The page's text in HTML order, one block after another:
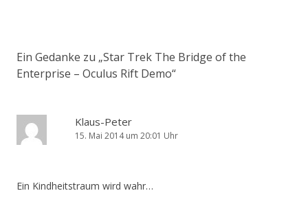
Ein Gedanke zu „Star Trek The Bridge of the
Enterprise – Oculus Rift Demo“
Klaus-Peter
15. Mai 2014 um 20:01 Uhr
Ein Kindheitstraum wird wahr…